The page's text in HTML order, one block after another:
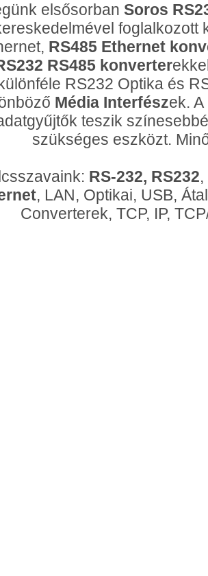
elsősorban Soros
foglalkozott
RS485 Ethernet
RS485 konverter
RS232 Optika és
Média Interfészek.
teszik
szükséges eszközt.
RS-232, RS232
, LAN, Optikai, USB,
Converterek, TCP, IP,